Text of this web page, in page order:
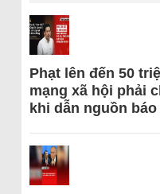
Phạt lên đến 50
mạng xã hội phải
khi dẫn nguồn